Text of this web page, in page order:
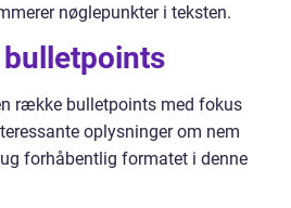
nøglepunkter i teksten.
række bulletpoints med fokus
oplysninger om nem
forhåbentlig formatet i denne